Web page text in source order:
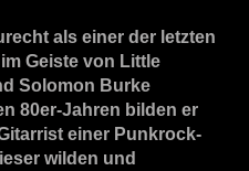
als einer der letzten
Geiste von Little
Solomon Burke
80er-Jahren bilden er
einer Punkrock-
wilden und